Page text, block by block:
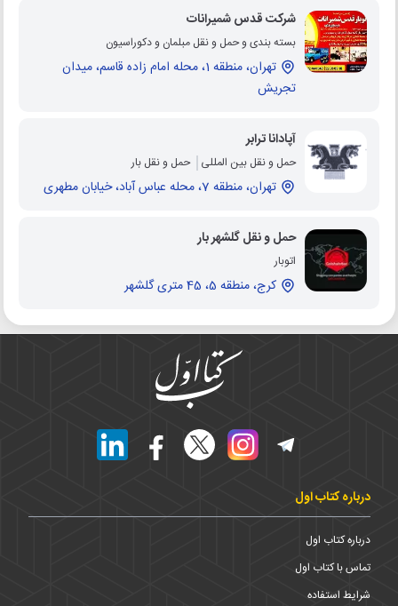
شرکت قدس شمیرانات
بسته بندی و حمل و نقل مبلمان و دکوراسیون
تهران، منطقه 1، محله امام زاده قاسم، میدان
تجریش
آپادانا ترابر
حمل و نقل بین المللی حمل و نقل بار
تهران، منطقه 7، محله عباس آباد، خیابان مطهری
حمل و نقل گلشهر بار
اتوبار
کرج، منطقه 5، 45 متری گلشهر
درباره کتاب اول
درباره کتاب اول
تماس با کتاب اول
شرایط استفاده